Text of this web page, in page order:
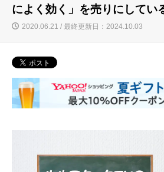
によく効く」を売りにしてい
2020.06.21 / 最終更新日：2024.10.03